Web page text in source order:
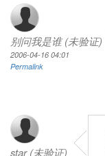
别问我是谁 (未验证)
2006-04-16 04:01
Permalink
star (未验证)